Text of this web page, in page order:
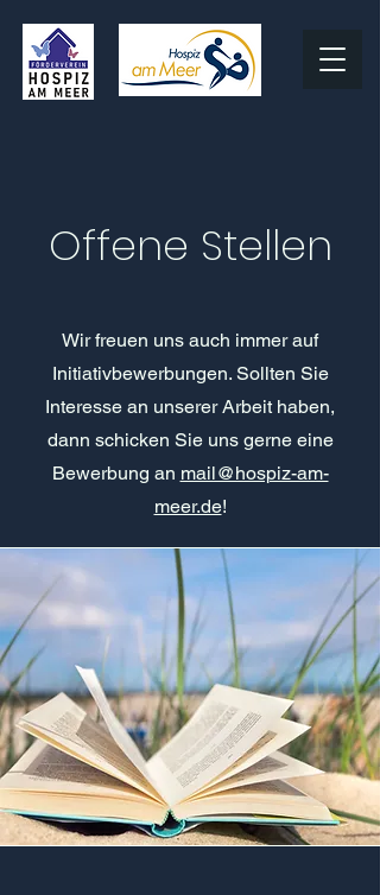
Offene Stellen
Wir freuen uns auch immer auf
Initiativbewerbungen. Sollten Sie
Interesse an unserer Arbeit haben,
dann schicken Sie uns gerne eine
Bewerbung an mail@hospiz-am-
meer.de!